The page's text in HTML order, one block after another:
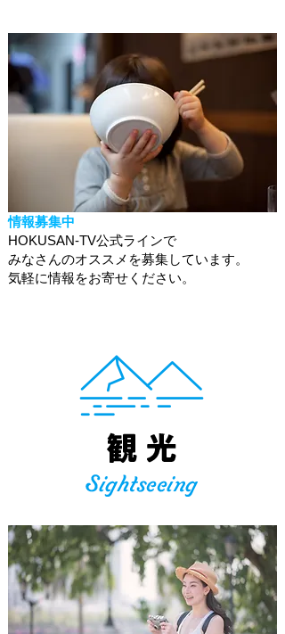
情報募集中
HOKUSAN-TV公式ラインで
みなさんのオススメを募集しています。
​気軽に情報をお寄せください。